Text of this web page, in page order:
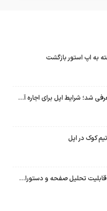
به اپ استور بازگشت
برنامه Apple Upgrade معرفی شد؛ شرایط اپل برای اجاره آیفون، آیپد، مک و اپل واچ
نسخه مک گوگل Gemini با قابلیت تحلیل صفحه و دستورات صوتی در به‌روزرسانی جدید